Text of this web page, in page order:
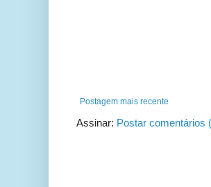
Postagem mais recente
Assinar: Postar comentários